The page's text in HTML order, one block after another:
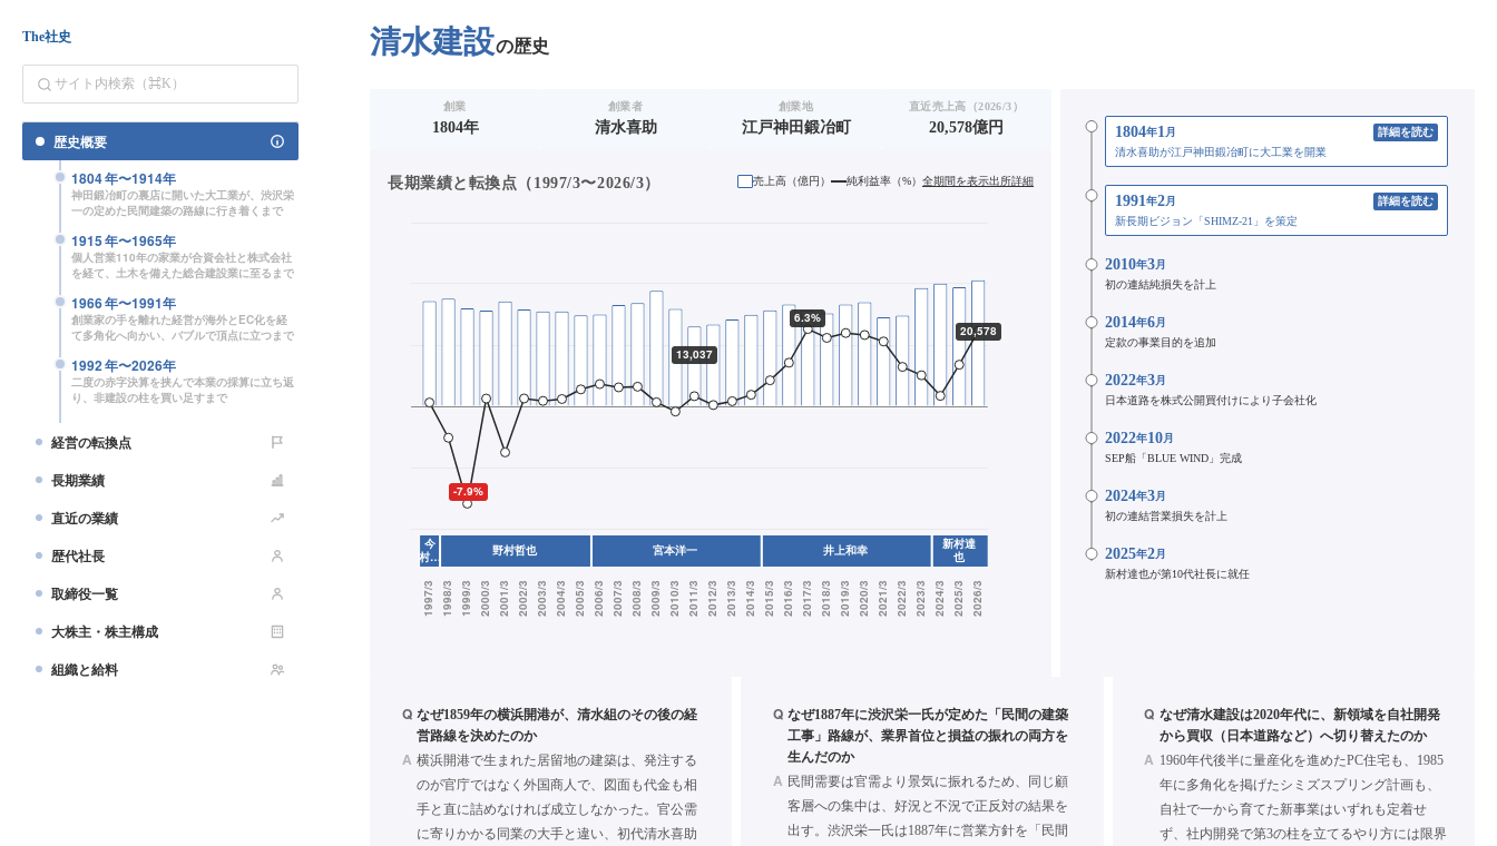
The社史
歴史概要
1804年〜1914年
神田鍛冶町の裏店に開いた大工業が、渋沢栄
一の定めた民間建築の路線に行き着くまで
1915年〜1965年
個人営業110年の家業が合資会社と株式会社
を経て、土木を備えた総合建設業に至るまで
1966年〜1991年
創業家の手を離れた経営が海外とEC化を経
て多角化へ向かい、バブルで頂点に立つまで
1992年〜2026年
二度の赤字決算を挟んで本業の採算に立ち返
り、非建設の柱を買い足すまで
経営の転換点
長期業績
直近の業績
歴代社長
取締役一覧
大株主・株主構成
組織と給料
清水建設の歴史
創業
1804年
創業者
清水喜助
創業地
江戸神田鍛冶町
直近売上高（2026/3）
20,578億円
長期業績と転換点（1997/3〜2026/3） 売上高（億円） 純利益率（%） 全期間を表示出所詳細
1804年1月
詳細を読む
清水喜助が江戸神田鍛冶町に大工業を開業
1991年2月
詳細を読む
新長期ビジョン「SHIMZ-21」を策定
2010年3月
初の連結純損失を計上
2014年6月
定款の事業目的を追加
2022年3月
日本道路を株式公開買付けにより子会社化
2022年10月
SEP船「BLUE WIND」完成
2024年3月
初の連結営業損失を計上
2025年2月
新村達也が第10代社長に就任
Q なぜ1859年の横浜開港が、清水組のその後の経
営路線を決めたのか
A 横浜開港で生まれた居留地の建築は、発注する
のが官庁ではなく外国商人で、図面も代金も相
手と直に詰めなければ成立しなかった。官公需
に寄りかかる同業の大手と違い、初代清水喜助
Q なぜ1887年に渋沢栄一氏が定めた「民間の建築
工事」路線が、業界首位と損益の振れの両方を
生んだのか
A 民間需要は官需より景気に振れるため、同じ顧
客層への集中は、好況と不況で正反対の結果を
出す。渋沢栄一氏は1887年に営業方針を「民間
Q なぜ清水建設は2020年代に、新領域を自社開発
から買収（日本道路など）へ切り替えたのか
A 1960年代後半に量産化を進めたPC住宅も、1985
年に多角化を掲げたシミズスプリング計画も、
自社で一から育てた新事業はいずれも定着せ
ず、社内開発で第3の柱を立てるやり方には限界